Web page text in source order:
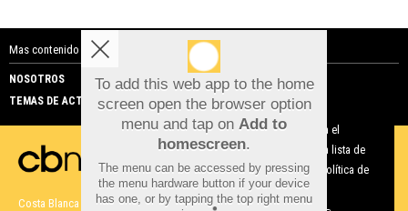
Mas contenido de Costa Blanca Noticias:
NOSOTROS
PUBLICIDAD
TEMAS DE ACTUALIDAD
Costa Blanca Noticias | Términos de uso| Protección de datos
Aviso sobre el Uso de cookies:
Utilizamos cookies nuestras y de terceros para el
funcionamiento del digital. Puedes consultar la lista de
cookies y como desconectarlas. Ver nuestra Política de
Privacidad y Cookies
To add this web app to the home
screen open the browser option
menu and tap on Add to
homescreen.
The menu can be accessed by pressing
the menu hardware button if your device
has one, or by tapping the top right menu